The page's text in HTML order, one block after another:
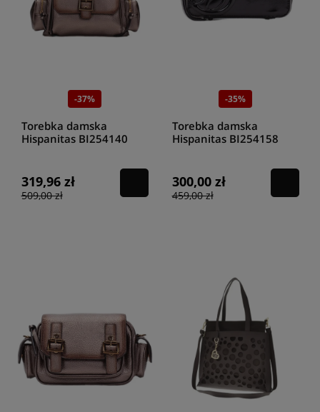
-37%
Torebka damska
Hispanitas BI254140
319,96 zł
509,00 zł
-35%
Torebka damska
Hispanitas BI254158
300,00 zł
459,00 zł